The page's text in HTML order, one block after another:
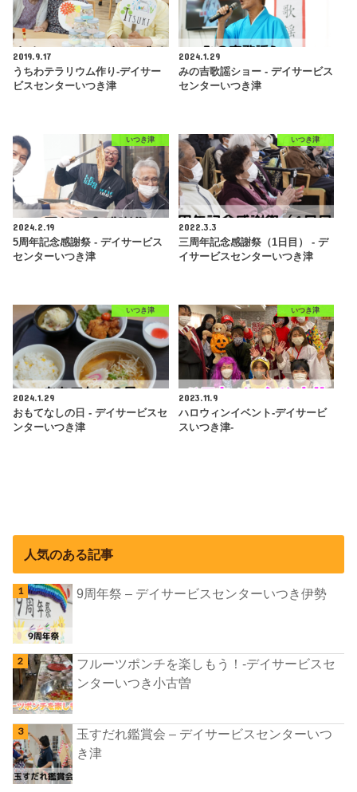
2019.9.17
うちわテラリウム作り-デイサー
ビスセンターいつき津
2024.1.29
みの吉歌謡ショー - デイサービス
センターいつき津
いつき津
2024.2.19
5周年記念感謝祭 - デイサービス
センターいつき津
いつき津
2022.3.3
三周年記念感謝祭（1日目） - デ
イサービスセンターいつき津
いつき津
2024.1.29
おもてなしの日 - デイサービスセ
ンターいつき津
いつき津
2023.11.9
ハロウィンイベント-デイサービ
スいつき津-
人気のある記事
9周年祭 – デイサービスセンターいつき伊勢
フルーツポンチを楽しもう！-デイサービスセ
ンターいつき小古曽
玉すだれ鑑賞会 – デイサービスセンターいつ
き津